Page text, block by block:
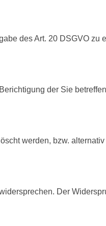
des Art. 20 DSGVO zu
der Sie
werden, bzw.
Der